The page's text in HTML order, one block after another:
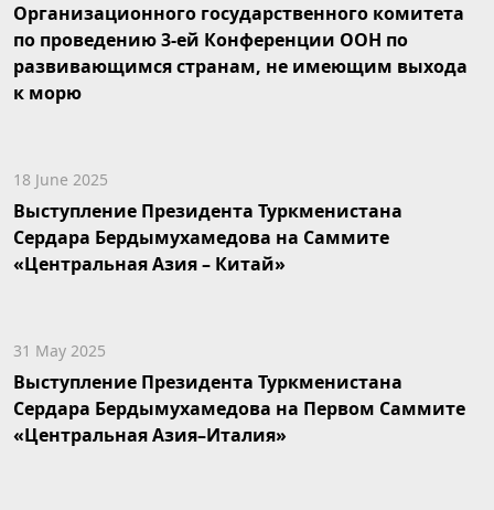
Организационного государственного комитета
по проведению 3-ей Конференции ООН по
развивающимся странам, не имеющим выхода
к морю
18 June 2025
Выступление Президента Туркменистана
Сердара Бердымухамедова на Саммите
«Центральная Азия – Китай»
31 May 2025
Выступление Президента Туркменистана
Сердара Бердымухамедова на Первом Саммите
«Центральная Азия–Италия»